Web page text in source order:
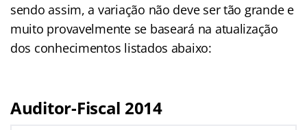
sendo assim, a variação não deve ser tão grande e
muito provavelmente se baseará na atualização
dos conhecimentos listados abaixo:
Auditor-Fiscal 2014